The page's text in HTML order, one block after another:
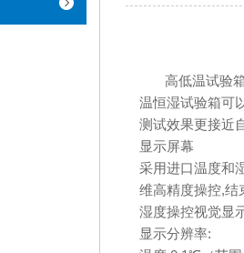
高低温试验箱
温恒湿试验箱可
测试效果更接近
显示屏幕
采用进口温度和
维高精度操控,结
湿度操控视觉显
显示分辨率: